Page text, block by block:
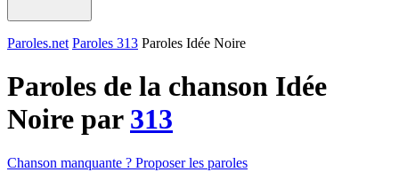
Paroles.net Paroles 313 Paroles Idée Noire
Paroles de la chanson Idée
Noire par 313
Chanson manquante ? Proposer les paroles